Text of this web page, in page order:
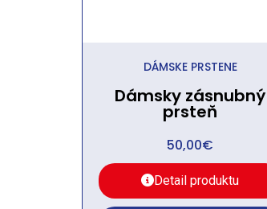
DÁMSKE PRSTENE
Dámsky zásnubný
prsteň
50,00€
Detail produktu